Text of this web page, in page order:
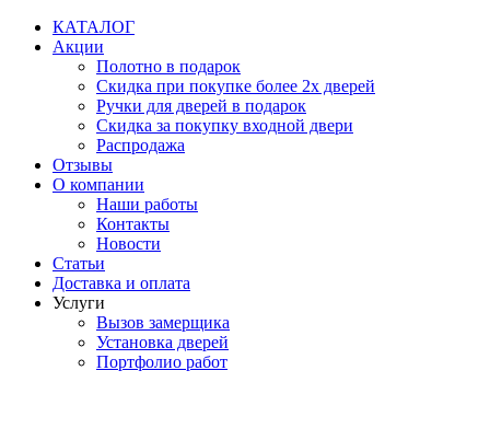
Перейти
содержимому
КАТАЛОГ
Акции
Полотно в подарок
Скидка при покупке более 2х дверей
Ручки для дверей в подарок
Скидка за покупку входной двери
Распродажа
Отзывы
О компании
Наши работы
Контакты
Новости
Статьи
Доставка и оплата
Услуги
Вызов замерщика
Установка дверей
Портфолио работ